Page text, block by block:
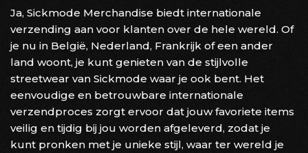
Ja, Sickmode Merchandise biedt internationale
verzending aan voor klanten over de hele wereld. Of
je nu in België, Nederland, Frankrijk of een ander
land woont, je kunt genieten van de stijlvolle
streetwear van Sickmode waar je ook bent. Het
eenvoudige en betrouwbare internationale
verzendproces zorgt ervoor dat jouw favoriete items
veilig en tijdig bij jou worden afgeleverd, zodat je
kunt pronken met je unieke stijl, waar ter wereld je